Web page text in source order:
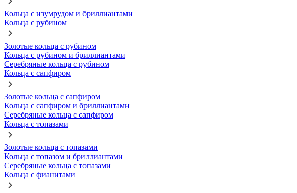
Кольца с изумрудом и бриллиантами
Кольца с рубином
Золотые кольца с рубином
Кольца с рубином и бриллиантами
Серебряные кольца с рубином
Кольца с сапфиром
Золотые кольца с сапфиром
Кольца с сапфиром и бриллиантами
Серебряные кольца с сапфиром
Кольца с топазами
Золотые кольца с топазами
Кольца с топазом и бриллиантами
Серебряные кольца с топазами
Кольца с фианитами